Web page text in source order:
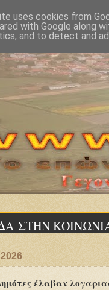
ΣΤΗΝ
έλαβαν
uses cookies from
with Google along
and to detect and